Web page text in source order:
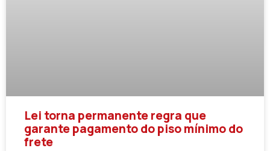
Lei torna permanente regra que
garante pagamento do piso mínimo do
frete